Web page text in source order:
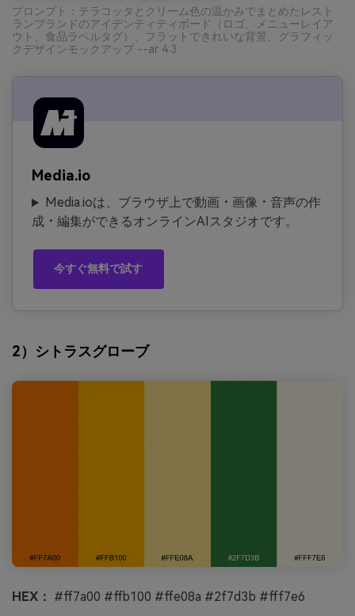
プロンプト：テラコッタとクリーム色の温かみでまとめたレスト
ランブランドのアイデンティティボード（ロゴ、メニューレイア
ウト、食品ラベルタグ）、フラットできれいな背景、グラフィッ
クデザインモックアップ --ar 4:3
Media.io
Media.ioは、ブラウザ上で動画・画像・音声の作
成・編集ができるオンラインAIスタジオです。
今すぐ無料で試す
2）シトラスグローブ
HEX： #ff7a00 #ffb100 #ffe08a #2f7d3b #fff7e6